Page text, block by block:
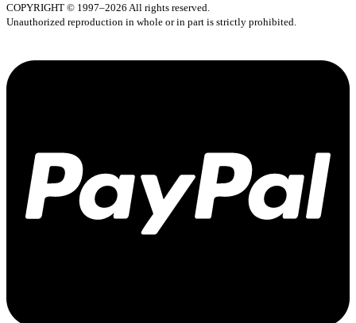
COPYRIGHT © 1997–2026 All rights reserved.
Unauthorized reproduction in whole or in part is strictly prohibited.